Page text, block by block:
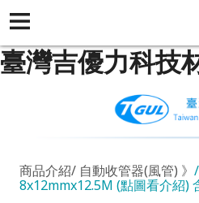
臺灣吉優力科技
商品介紹 自動收管器(風管) 》
8x12mmx12.5M (點圖看介紹)